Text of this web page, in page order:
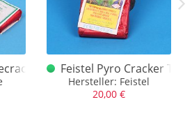
BackcoverRed Lantern
Feistel Pyro Cracker
Hersteller: Feistel
20,00 €